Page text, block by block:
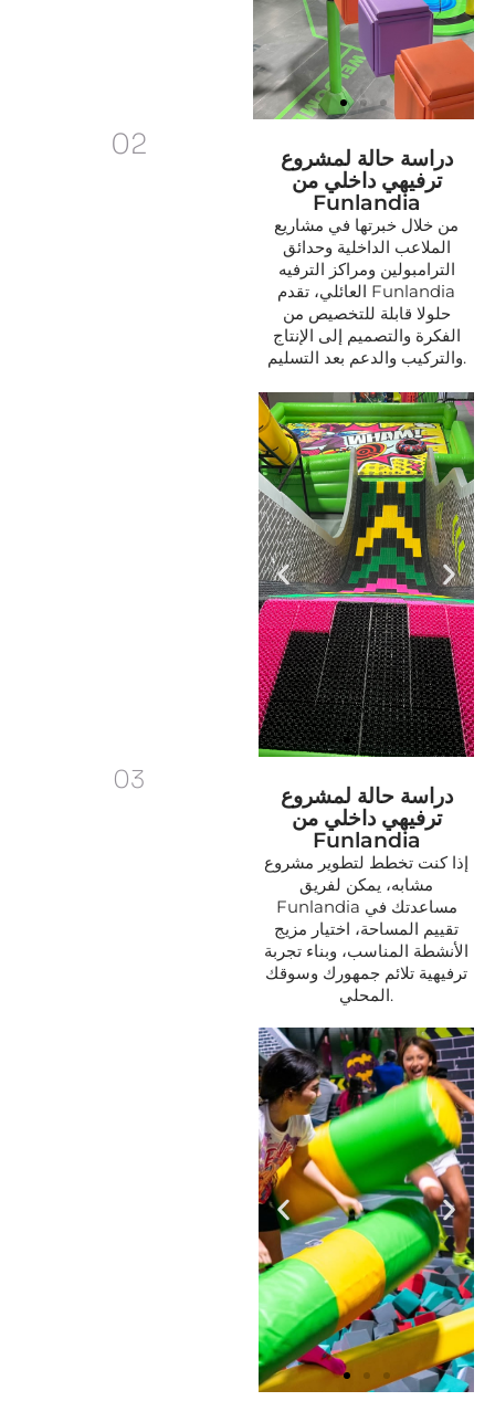
02
دراسة حالة لمشروع
ترفيهي داخلي من
Funlandia
من خلال خبرتها في مشاريع
الملاعب الداخلية وحدائق
الترامبولين ومراكز الترفيه
العائلي، تقدم Funlandia
حلولا قابلة للتخصيص من
الفكرة والتصميم إلى الإنتاج
والتركيب والدعم بعد التسليم.
03
دراسة حالة لمشروع
ترفيهي داخلي من
Funlandia
إذا كنت تخطط لتطوير مشروع
مشابه، يمكن لفريق
Funlandia مساعدتك في
تقييم المساحة، اختيار مزيج
الأنشطة المناسب، وبناء تجربة
ترفيهية تلائم جمهورك وسوقك
المحلي.